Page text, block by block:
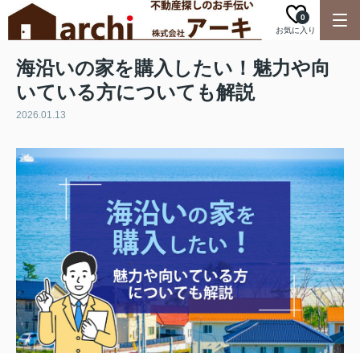
お気に入り
0
海沿いの家を購入したい！魅力や向
いている方についても解説
2026.01.13